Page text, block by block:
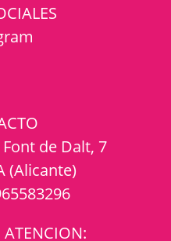
de Dalt, 7
(Alicante)
ATENCION: